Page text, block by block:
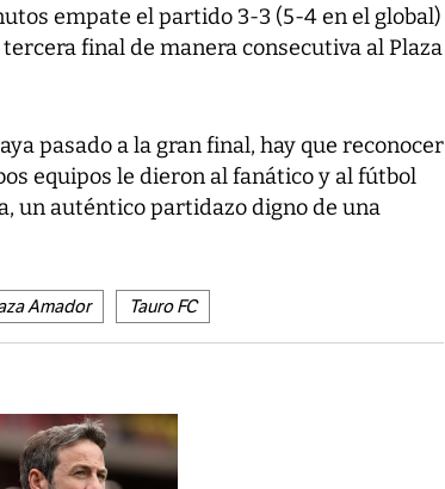
empate el partido 3-3 (5-4 en el global)
final de manera consecutiva al Plaza
pasado a la gran final, hay que reconocer
equipos le dieron al fanático y al fútbol
un auténtico partidazo digno de una
Amador Tauro FC